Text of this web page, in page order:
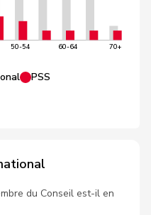
50-54 60-64 70+
PSS
du Conseil est-il en